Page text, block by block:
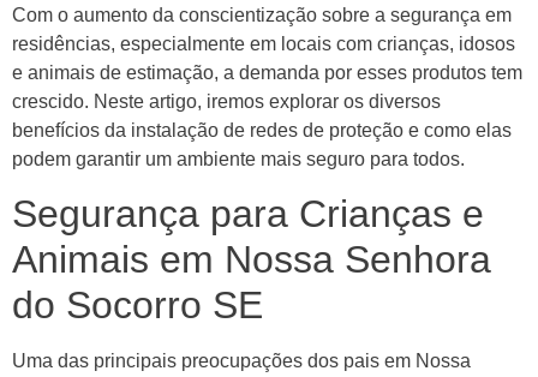
Com o aumento da conscientização sobre a segurança em
residências, especialmente em locais com crianças, idosos
e animais de estimação, a demanda por esses produtos tem
crescido. Neste artigo, iremos explorar os diversos
benefícios da instalação de redes de proteção e como elas
podem garantir um ambiente mais seguro para todos.
Segurança para Crianças e
Animais em Nossa Senhora
do Socorro SE
Uma das principais preocupações dos pais em Nossa